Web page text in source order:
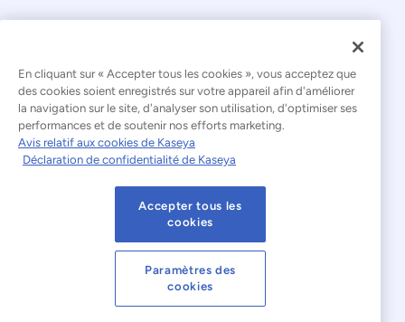
© 2026 Kaseya. Tous droits réservés.
Français
Déclaration relative à l'esclavage moderne
Mentions légales
Conditions d'utilisation du site web
Déclaration de confidentialité
Avis relatif aux cookies
En cliquant sur « Accepter tous les cookies », vous acceptez que
des cookies soient enregistrés sur votre appareil afin d'améliorer
la navigation sur le site, d'analyser son utilisation, d'optimiser ses
performances et de soutenir nos efforts marketing.
Avis relatif aux cookies de Kaseya
Déclaration de confidentialité de Kaseya
Accepter tous les
cookies
Paramètres des
cookies